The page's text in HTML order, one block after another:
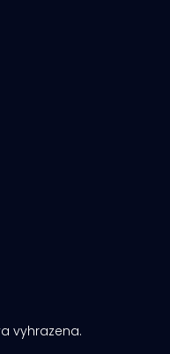
vyhrazena.